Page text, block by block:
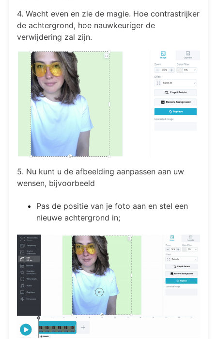
4. Wacht even en zie de magie. Hoe contrastrijker
de achtergrond, hoe nauwkeuriger de
verwijdering zal zijn.
5. Nu kunt u de afbeelding aanpassen aan uw
wensen, bijvoorbeeld
Pas de positie van je foto aan en stel een
nieuwe achtergrond in;